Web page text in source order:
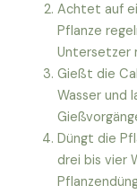
Achtet auf
Pflanze
Untersetzer
Gießt die
Wasser und
Düngt die
drei bis vier